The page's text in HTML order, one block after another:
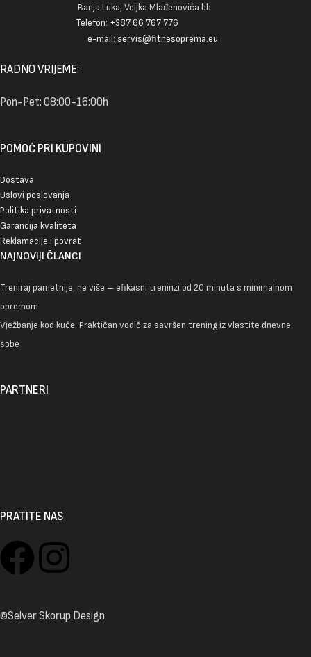
Banja Luka, Veljka Mlađenovića bb
Telefon: +387 66 767 776
e-mail: servis@fitnesoprema.eu
RADNO VRIJEME:
Pon-Pet: 08:00-16:00h
POMOĆ PRI KUPOVINI
Dostava
Uslovi poslovanja
Politika privatnosti
Garancija kvaliteta
Reklamacije i povrat
NAJNOVIJI ČLANCI
Treniraj pametnije, ne više – efikasni treninzi od 20 minuta s minimalnom
opremom
Vježbanje kod kuće: Praktičan vodič za savršen trening iz vlastite dnevne
sobe
PARTNERI
PRATITE NAS
©Selver Skorup Design